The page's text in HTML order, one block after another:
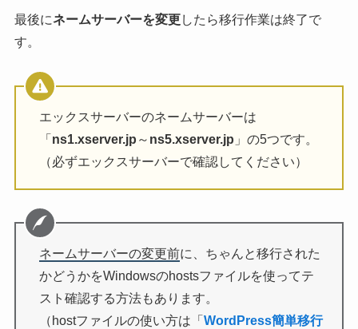
最後にネームサーバーを変更したら移行作業は終了で
す。
エックスサーバーのネームサーバーは
「 ns1.xserver.jp ～ ns5.xserver.jp 」の5つです。
（必ずエックスサーバーで確認してください）
ネームサーバーの変更前に、ちゃんと移行された
かどうかをWindowsのhostsファイルを使ってテ
スト確認する方法もあります。
（hostファイルの使い方は「 WordPress簡単移行